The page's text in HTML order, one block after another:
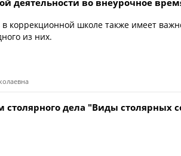
деятельности во внеурочное
в коррекционной школе также имеет
из них.
столярного дела "Виды столярных